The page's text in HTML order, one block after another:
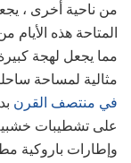
من ناحية أخرى ،
المتاحة هذه
مما يجعل لهجة
مثالية لمساحة
في منتصف القرن
على تشطيبات خشبية
وإطارات باروكية